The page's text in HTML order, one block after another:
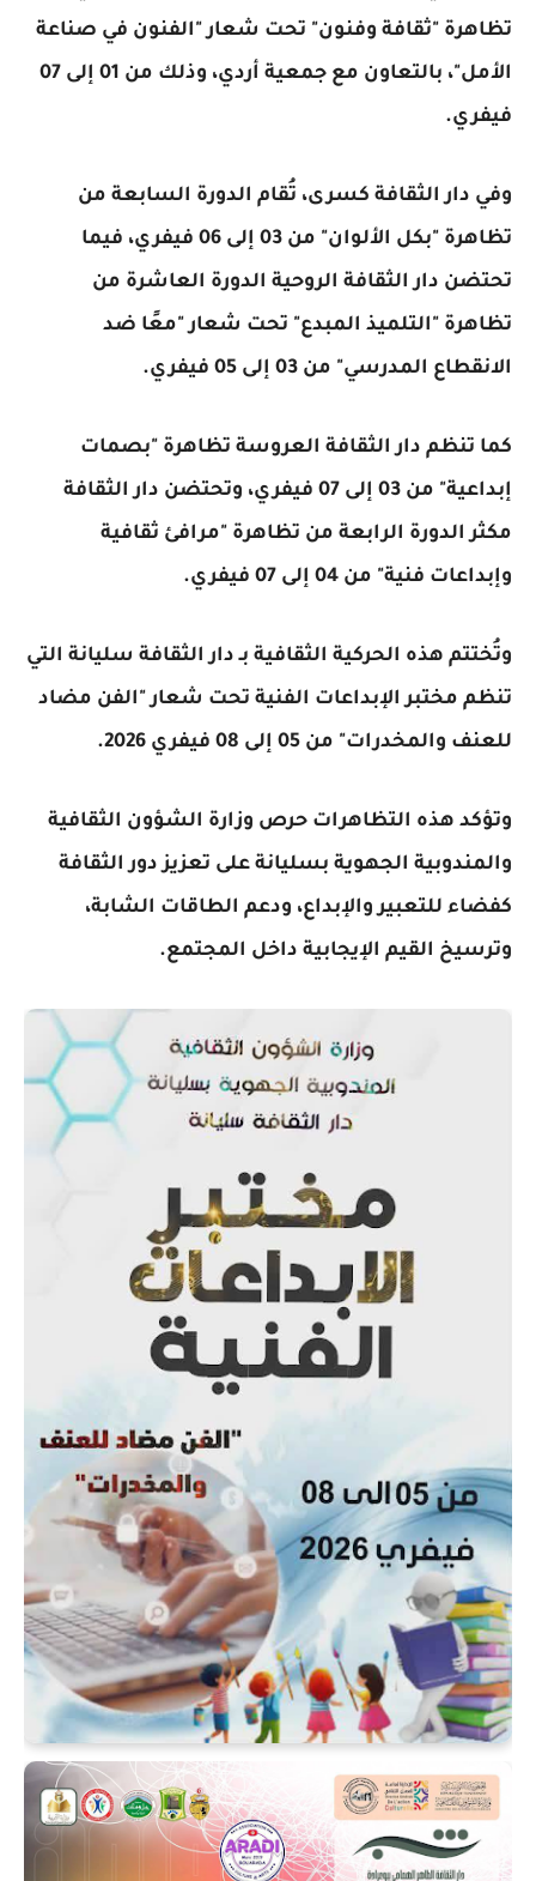
تظاهرة "ثقافة وفنون" تحت شعار"الفنون في صناعة
الأمل"
، بالتعاون مع جمعية أردي، وذلك من 01 إلى 07
فيفري.
وفي دار الثقافة كسرى، تُقام الدورة السابعة من
تظاهرة "بكل الألوان"
من 03 إلى 06 فيفري، فيما
تحتضن دار الثقافة الروحية الدورة العاشرة من
تظاهرة "التلميذ المبدع" تحت شعار"معًا ضد
الانقطاع المدرسي" من 03 إلى 05 فيفري.
كما تنظم دار الثقافة العروسة تظاهرة "بصمات
إبداعية"
من 03 إلى 07 فيفري، وتحتضن دار الثقافة
مكثر الدورة الرابعة من تظاهرة "مرافئ ثقافية
وإبداعات فنية" من 04 إلى 07 فيفري.
وتُختتم هذه الحركية الثقافية بـ دار الثقافة سليانة التي
تنظم مختبر الإبداعات الفنية تحت شعار"الفن مضاد
للعنف والمخدرات" من 05 إلى 08 فيفري 2026.
وتؤكد هذه التظاهرات حرص وزارة الشؤون الثقافية
والمندوبية الجهوية بسليانة على تعزيز دور الثقافة
كفضاء للتعبير والإبداع، ودعم الطاقات الشابة،
وترسيخ القيم الإيجابية داخل المجتمع.